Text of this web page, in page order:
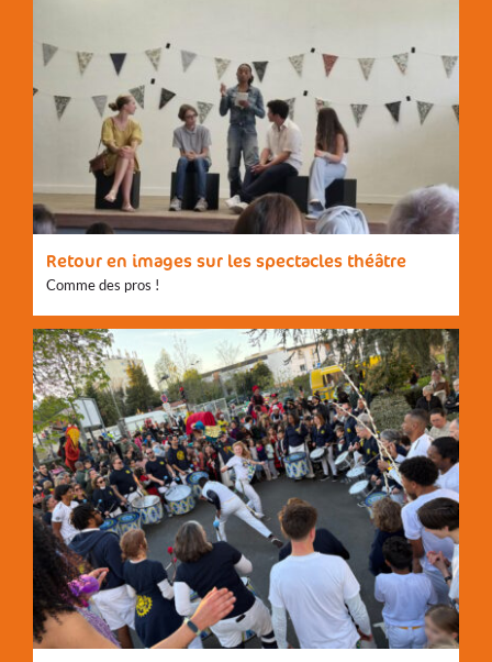
Retour en images sur les spectacles théâtre
Comme des pros !